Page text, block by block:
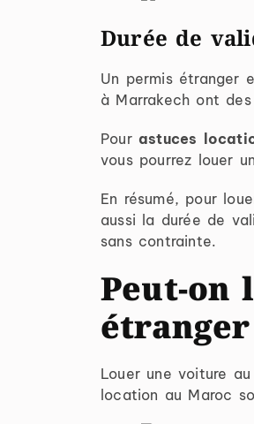
Durée de
Un permis étranger
à Marrakech ont
Pour astuces
vous pourrez louer
En résumé, pour
aussi la durée de
sans contrainte.
Peut-on
Louer une voiture
location au Maroc